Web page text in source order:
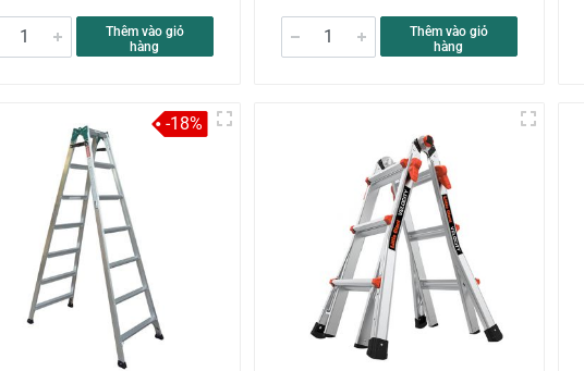
Thêm vào giỏ
hàng
Thêm vào giỏ
hàng
-18%